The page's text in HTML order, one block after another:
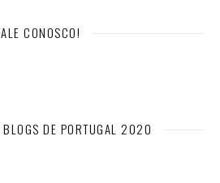
CONOSCO!
BLOGS DE PORTUGAL 2020